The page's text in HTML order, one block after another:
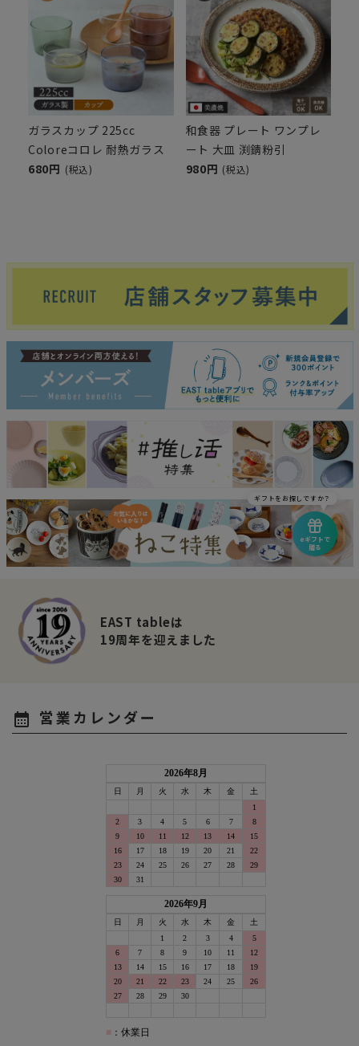
ガラスカップ 225cc
Coloreコロレ 耐熱ガラス
680円 (税込)
和食器 プレート ワンプレ
ート 大皿 渕錆粉引
980円 (税込)
EAST tableは
19周年を迎えました
calendar_month 営業カレンダー
eギフトで
贈る
ギフトをお探しですか？